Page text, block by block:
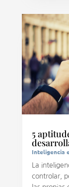
5
Inteligencia
La
controlar,